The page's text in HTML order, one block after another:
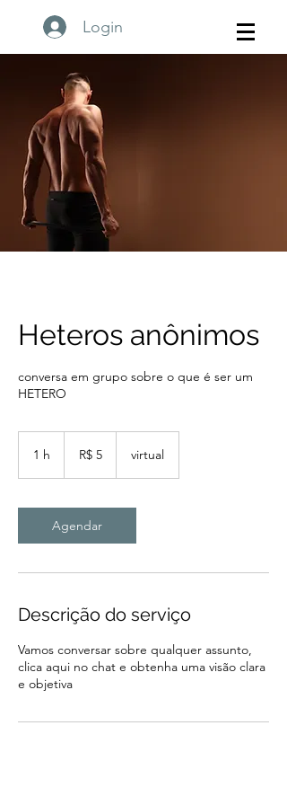
Login
Heteros anônimos
conversa em grupo sobre o que é ser um
HETERO
1 h
brasileiros
R$ 5 virtual
Agendar
Descrição do serviço
Vamos conversar sobre qualquer assunto,
clica aqui no chat e obtenha uma visão clara
e objetiva